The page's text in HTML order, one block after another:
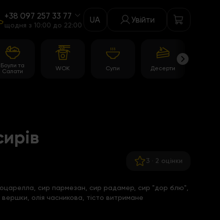
+38 097 257 33 77
щодня з 10:00 до 22:00
UA Увійти
Боули та
Салати
WOK Супи Десерти
3 · 2 оцінки
сир пармезан, сир радамер, сир "дор блю",
олія часникова, тісто витримане